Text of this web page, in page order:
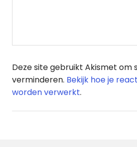
Deze site gebruikt Akismet om
verminderen. Bekijk hoe je
worden verwerkt.